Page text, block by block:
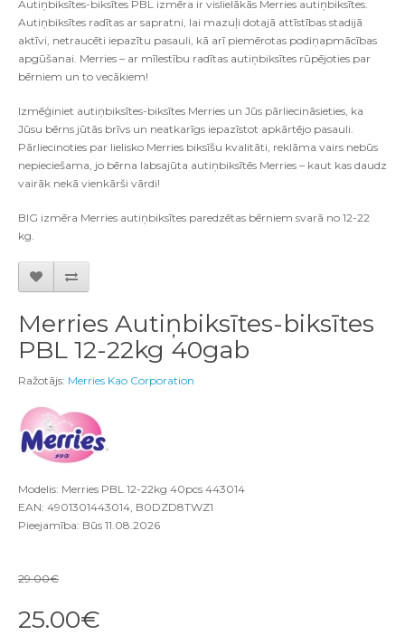
Autiņbiksītes-biksītes PBL izmēra ir vislielākās Merries autiņbiksītes.
Autiņbiksītes radītas ar sapratni, lai mazuļi dotajā attīstības stadijā
aktīvi, netraucēti iepazītu pasauli, kā arī piemērotas podiņapmācības
apgūšanai. Merries – ar mīlestību radītas autiņbiksītes rūpējoties par
bērniem un to vecākiem!
Izmēģiniet autiņbiksītes-biksītes Merries un Jūs pārliecināsieties, ka
Jūsu bērns jūtās brīvs un neatkarīgs iepazīstot apkārtējo pasauli.
Pārliecinoties par lielisko Merries biksīšu kvalitāti, reklāma vairs nebūs
nepieciešama, jo bērna labsajūta autiņbiksītēs Merries – kaut kas daudz
vairāk nekā vienkārši vārdi!
BIG izmēra Merries autiņbiksītes paredzētas bērniem svarā no 12-22
kg.
Merries Autiņbiksītes-biksītes
PBL 12-22kg 40gab
Ražotājs: Merries Kao Corporation
Modelis: Merries PBL 12-22kg 40pcs 443014
EAN: 4901301443014, B0DZD8TWZ1
Pieejamība: Būs 11.08.2026
29.00€
25.00€